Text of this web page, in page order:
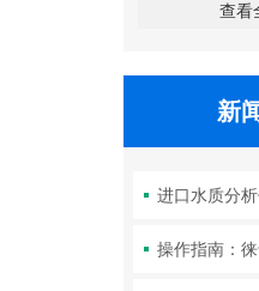
查看
新